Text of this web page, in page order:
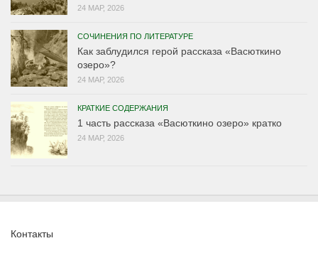
24 МАР, 2026
СОЧИНЕНИЯ ПО ЛИТЕРАТУРЕ
Как заблудился герой рассказа «Васюткино
озеро»?
24 МАР, 2026
КРАТКИЕ СОДЕРЖАНИЯ
1 часть рассказа «Васюткино озеро» кратко
24 МАР, 2026
Контакты